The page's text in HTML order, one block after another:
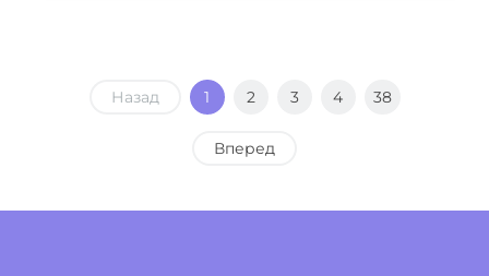
Назад 1 2 3 4 38
Вперед